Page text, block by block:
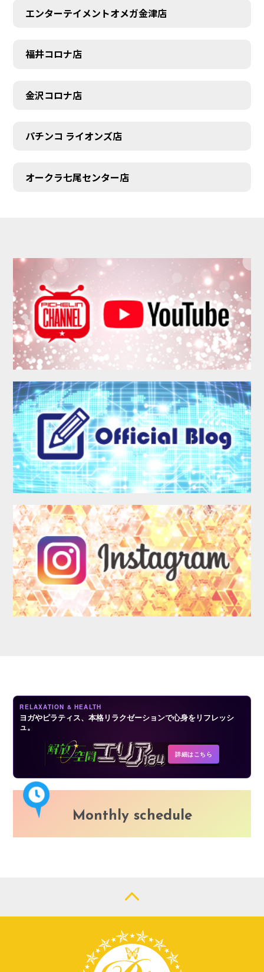
エンターテイメントオメガ金津店
福井コロナ店
金沢コロナ店
パチンコ ライオンズ店
オークラ七尾センター店
RELAXATION & HEALTH
ヨガやピラティス、本格リラクゼーションで心身をリフレッシ
ュ。
詳細はこちら
Monthly schedule